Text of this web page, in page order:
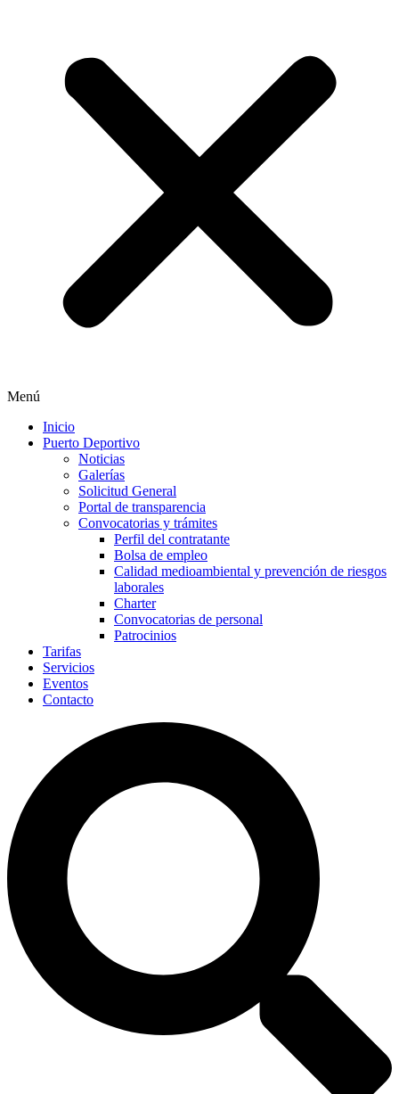
Menú
Inicio
Puerto Deportivo
Noticias
Galerías
Solicitud General
Portal de transparencia
Convocatorias y trámites
Perfil del contratante
Bolsa de empleo
Calidad medioambiental y prevención de riesgos
laborales
Charter
Convocatorias de personal
Patrocinios
Tarifas
Servicios
Eventos
Contacto